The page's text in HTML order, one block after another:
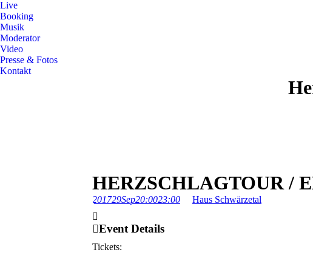
Live
Booking
Musik
Moderator
Video
Presse & Fotos
Kontakt
HERZSCHLAGTOUR /
201729Sep20:0023:00 Haus Schwärzetal
Event Details
Tickets: